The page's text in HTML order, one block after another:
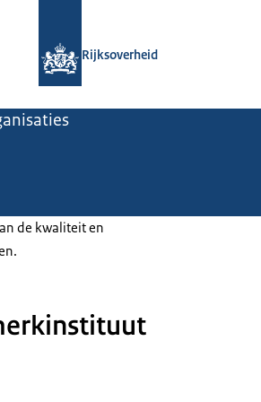
Rijksoverheid
de kwaliteit en